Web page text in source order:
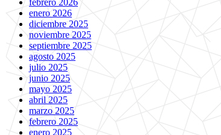
enero 2026
diciembre 2025
noviembre 2025
septiembre 2025
agosto 2025
julio 2025
junio 2025
mayo 2025
abril 2025
marzo 2025
febrero 2025
enero 2025